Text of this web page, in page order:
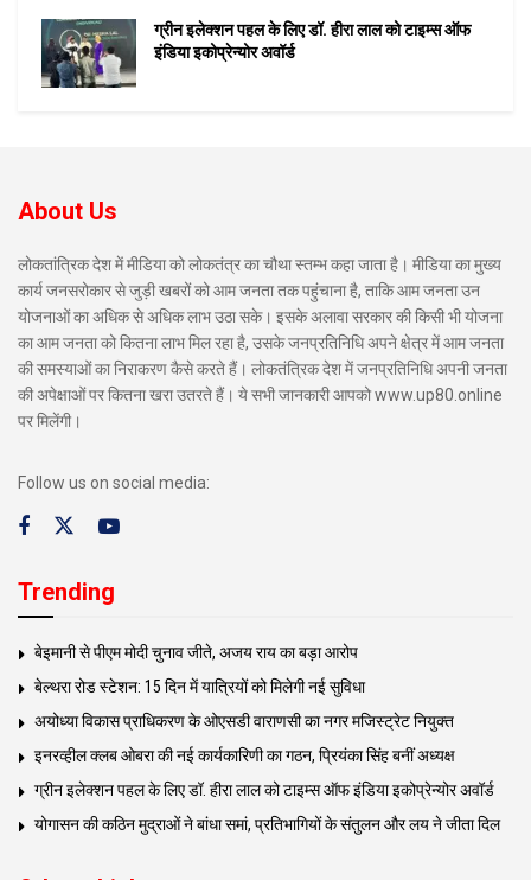
ग्रीन इलेक्शन पहल के लिए डॉ. हीरा लाल को टाइम्स ऑफ
इंडिया इकोप्रेन्योर अवॉर्ड
About Us
लोकतांत्रिक देश में मीडिया को लोकतंत्र का चौथा स्तम्भ कहा जाता है। मीडिया का मुख्य
कार्य जनसरोकार से जुड़ी खबरों को आम जनता तक पहुंचाना है, ताकि आम जनता उन
योजनाओं का अधिक से अधिक लाभ उठा सके। इसके अलावा सरकार की किसी भी योजना
का आम जनता को कितना लाभ मिल रहा है, उसके जनप्रतिनिधि अपने क्षेत्र में आम जनता
की समस्याओं का निराकरण कैसे करते हैं। लोकतंत्रिक देश में जनप्रतिनिधि अपनी जनता
की अपेक्षाओं पर कितना खरा उतरते हैं। ये सभी जानकारी आपको www.up80.online
पर मिलेंगी।
Follow us on social media:
Trending
बेइमानी से पीएम मोदी चुनाव जीते, अजय राय का बड़ा आरोप
बेल्थरा रोड स्टेशन: 15 दिन में यात्रियों को मिलेगी नई सुविधा
अयोध्या विकास प्राधिकरण के ओएसडी वाराणसी का नगर मजिस्ट्रेट नियुक्त
इनरव्हील क्लब ओबरा की नई कार्यकारिणी का गठन, प्रियंका सिंह बनीं अध्यक्ष
ग्रीन इलेक्शन पहल के लिए डॉ. हीरा लाल को टाइम्स ऑफ इंडिया इकोप्रेन्योर अवॉर्ड
योगासन की कठिन मुद्राओं ने बांधा समां, प्रतिभागियों के संतुलन और लय ने जीता दिल